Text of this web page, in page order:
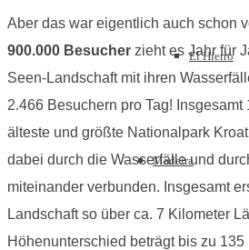
El Hierro
Madeira
Aber das war eigentlich auch schon
900.000 Besucher zieht es Jahr für
Seen-Landschaft mit ihren
2.466 Besuchern pro Tag!
älteste und größte Nationalpark
dabei durch die Wasserfälle und
miteinander verbunden. Insgesamt
Landschaft so über ca. 7 Kilometer
Höhenunterschied beträgt bis zu 135